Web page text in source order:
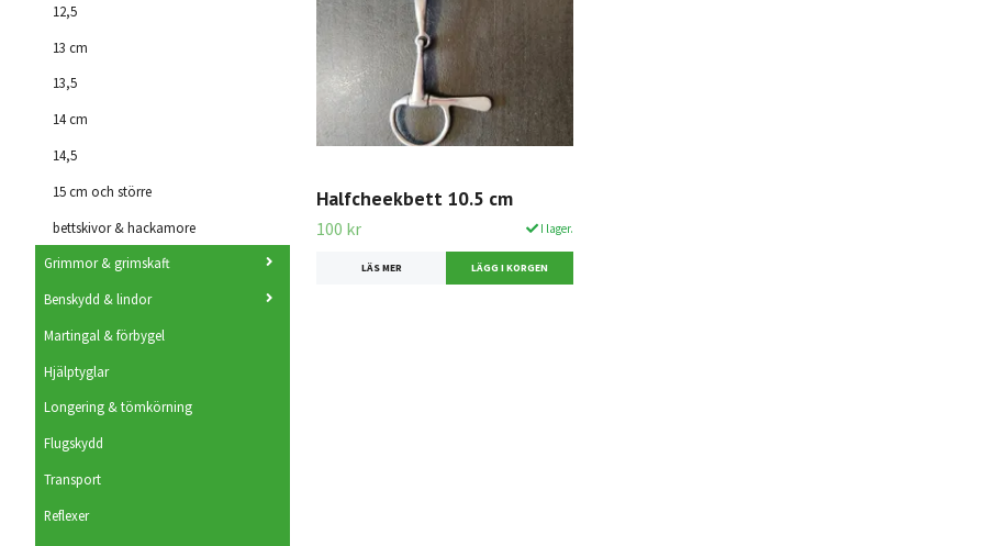
12,5
13 cm
13,5
14 cm
14,5
15 cm och större
bettskivor & hackamore
Grimmor & grimskaft
Benskydd & lindor
Martingal & förbygel
Hjälptyglar
Longering & tömkörning
Flugskydd
Transport
Reflexer
Halfcheekbett 10.5 cm
100 kr I lager.
LÄS MER